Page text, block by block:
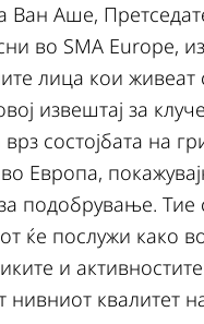
Ван Аше,
во SMA Europe,
лица кои живеат
извештај за
врз состојбата на
во Европа,
подобрување. Тие
ќе послужи како
и
нивниот квалитет